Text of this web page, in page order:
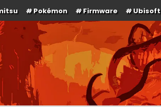
Pokémon Firmware Ubisoft
gameplay streams